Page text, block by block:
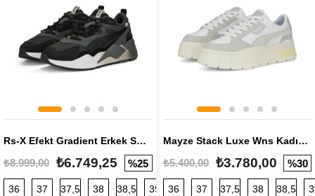
Rs-X Efekt Gradient Erkek Sneaker
₺8.999,00 ₺6.749,25 %25
36 37 37,5 38 38,5 39 40 40,5 41 42 42,5
Mayze Stack Luxe Wns Kadın Sneaker
₺5.400,00 ₺3.780,00 %30
36 37 37,5 38 38,5